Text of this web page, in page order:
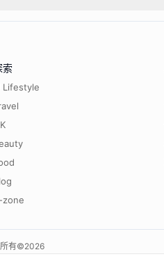
索
Lifestyle
zone
有©2026